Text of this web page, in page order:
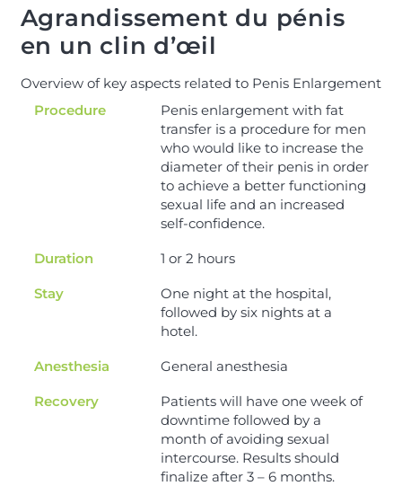
Agrandissement du pénis
en un clin d’œil
Overview of key aspects related to Penis Enlargement
Procedure
Penis enlargement with fat
transfer is a procedure for men
who would like to increase the
diameter of their penis in order
to achieve a better functioning
sexual life and an increased
self-confidence.
Duration 1 or 2 hours
Stay
One night at the hospital,
followed by six nights at a
hotel.
Anesthesia General anesthesia
Recovery
Patients will have one week of
downtime followed by a
month of avoiding sexual
intercourse. Results should
finalize after 3 – 6 months.